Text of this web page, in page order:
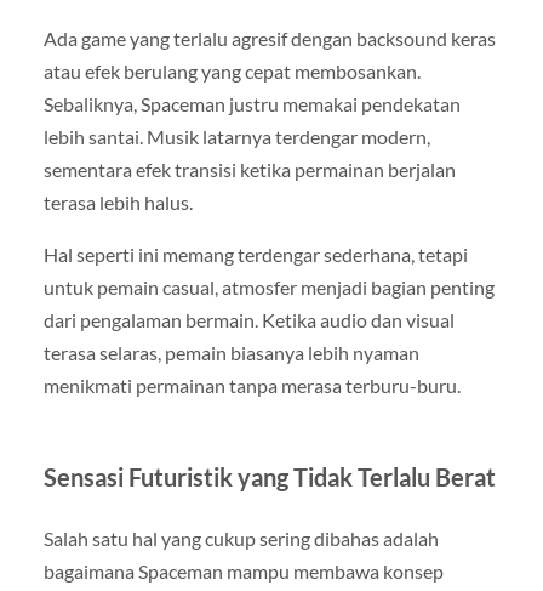
Ada game yang terlalu agresif dengan backsound keras
atau efek berulang yang cepat membosankan.
Sebaliknya, Spaceman justru memakai pendekatan
lebih santai. Musik latarnya terdengar modern,
sementara efek transisi ketika permainan berjalan
terasa lebih halus.
Hal seperti ini memang terdengar sederhana, tetapi
untuk pemain casual, atmosfer menjadi bagian penting
dari pengalaman bermain. Ketika audio dan visual
terasa selaras, pemain biasanya lebih nyaman
menikmati permainan tanpa merasa terburu-buru.
Sensasi Futuristik yang Tidak Terlalu Berat
Salah satu hal yang cukup sering dibahas adalah
bagaimana Spaceman mampu membawa konsep